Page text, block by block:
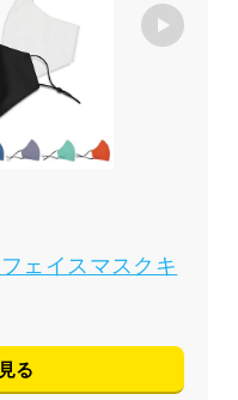
ェイスマスクキ
る